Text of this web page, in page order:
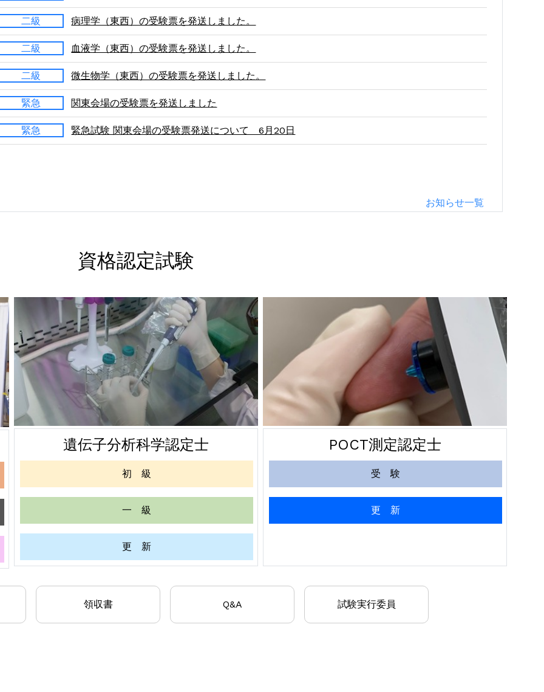
二級 病理学（東西）の受験票を発送しました。
二級 血液学（東西）の受験票を発送しました。
二級 微生物学（東西）の受験票を発送しました。
緊急 関東会場の受験票を発送しました
緊急 緊急試験 関東会場の受験票発送について 6月20日
お知らせ一覧
資格認定試験
遺伝子分析科学認定士
初 級
一 級
更 新
POCT測定認定士
受 験
更 新
領収書 Q&A 試験実行委員